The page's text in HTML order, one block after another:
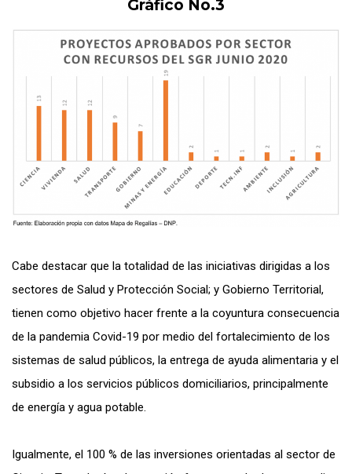
Gráfico No.3
Cabe destacar que la totalidad de las iniciativas dirigidas a los
sectores de Salud y Protección Social; y Gobierno Territorial,
tienen como objetivo hacer frente a la coyuntura consecuencia
de la pandemia Covid-19 por medio del fortalecimiento de los
sistemas de salud públicos, la entrega de ayuda alimentaria y el
subsidio a los servicios públicos domiciliarios, principalmente
de energía y agua potable.
Igualmente, el 100 % de las inversiones orientadas al sector de